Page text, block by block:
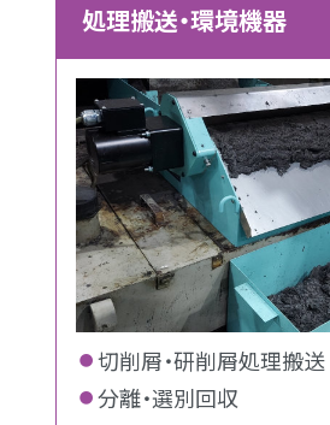
処理搬送・環境機器
切削屑・研削屑処理搬送
分離・選別回収